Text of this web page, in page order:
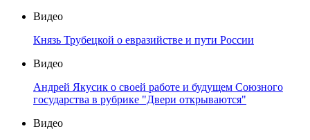
Видео
Князь Трубецкой о евразийстве и пути России
Видео
Андрей Якусик о своей работе и будущем Союзного
государства в рубрике "Двери открываются"
Видео